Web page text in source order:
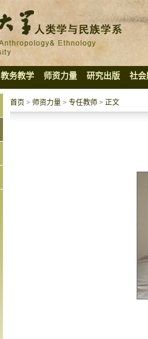
教务教学 师资力量 研究出版 社会
首页 > 师资力量 > 专任教师 > 正文